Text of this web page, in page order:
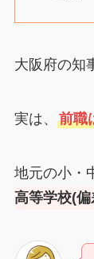
大阪府の知
実は、 前職
地元の小・
高等学校(